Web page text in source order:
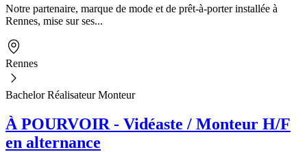
Notre partenaire, marque de mode et de prêt-à-porter installée à
Rennes, mise sur ses...
Rennes
Bachelor Réalisateur Monteur
À POURVOIR - Vidéaste / Monteur H/F
en alternance